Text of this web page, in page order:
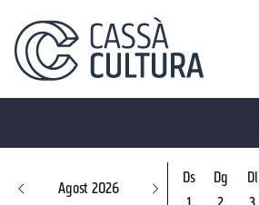
Agost 2026
Ds
Dg
Dl